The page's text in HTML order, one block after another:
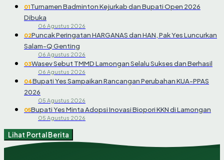
01Turnamen Badminton Kejurkab dan Bupati Open 2026
Dibuka
06 Agustus 2026
02Puncak Peringatan HARGANAS dan HAN, Pak Yes Luncurkan
Salam-Q Genting
06 Agustus 2026
03Wasev Sebut TMMD Lamongan Selalu Sukses dan Berhasil
06 Agustus 2026
04Bupati Yes Sampaikan Rancangan Perubahan KUA-PPAS
2026
05 Agustus 2026
05Bupati Yes Minta Adopsi Inovasi Biopori KKN di Lamongan
05 Agustus 2026
Lihat Portal Berita